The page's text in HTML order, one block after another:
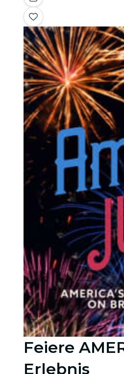
Feiere
Erlebnis